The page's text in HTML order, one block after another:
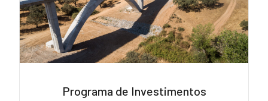
Programa de Investimentos